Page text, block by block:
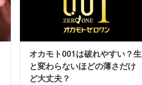
オカモト001は破れやすい？生
と変わらないほどの薄さだけ
ど大丈夫？